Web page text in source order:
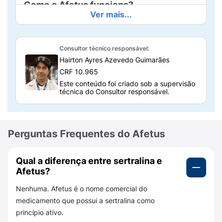
Como o Afetus funciona?
O Afetus ageaumentando os níveis de
serotonina no cérebro, uma substância
natural relacionada à sensação de
e equilíbrio emocional.
Ao restabelecer essa função química, o
medicamento ajuda a aliviar sintomas de
depressãoeansiedade, promovendo maior
estabilidade emocional ao longo do
algumas semanas de uso contínuo , conforme
orientação médica.
Composição do Afetus 50mg
Cada comprimido revestido contém
cloridrato de sertralina
Ver mais...
Consultor técnico responsável:
Hairton Ayres Azevedo Guimarães
CRF 10.965
Este conteúdo foi criado sob a supervisão
técnica do Consultor responsável.
Perguntas Frequentes do Afetus
Qual a diferença entre sertralina e
Afetus?
Nenhuma. Afetus é o nome comercial do
medicamento que possui a sertralina como
princípio ativo.